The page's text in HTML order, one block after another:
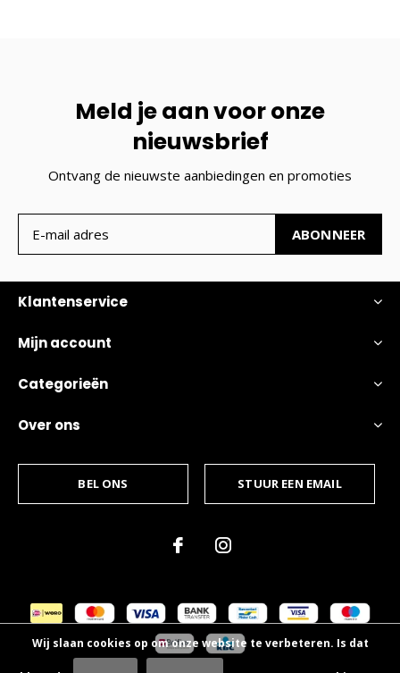
Meld je aan voor onze
nieuwsbrief
Ontvang de nieuwste aanbiedingen en promoties
ABONNEER
Klantenservice
Mijn account
Categorieën
Over ons
BEL ONS STUUR EEN EMAIL
Wij slaan cookies op om onze website te verbeteren. Is dat